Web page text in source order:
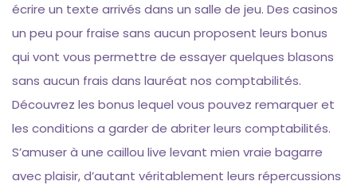
écrire un texte arrivés dans un salle de jeu. Des casinos
un peu pour fraise sans aucun proposent leurs bonus
qui vont vous permettre de essayer quelques blasons
sans aucun frais dans lauréat nos comptabilités.
Découvrez les bonus lequel vous pouvez remarquer et
les conditions a garder de abriter leurs comptabilités.
S’amuser à une caillou live levant mien vraie bagarre
avec plaisir, d’autant véritablement leurs répercussions